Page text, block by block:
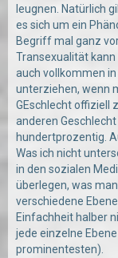
leugnen. Natürlich
es sich um ein
Begriff mal ganz
Transexualität
auch vollkommen
unterziehen, wenn
GEschlecht offiziell
anderen
hundertprozentig.
Was ich nicht
in den sozialen
überlegen, was
verschiedene
Einfachheit halber
jede einzelne
prominentesten).